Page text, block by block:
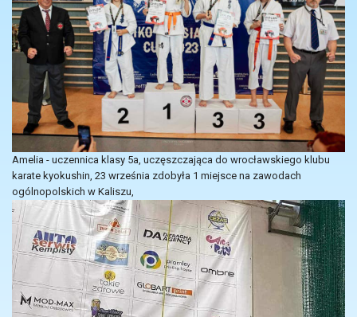
Amelia - uczennica klasy 5a, uczęszczająca do wrocławskiego klubu
karate kyokushin, 23 września zdobyła 1 miejsce na zawodach
ogólnopolskich w Kaliszu,